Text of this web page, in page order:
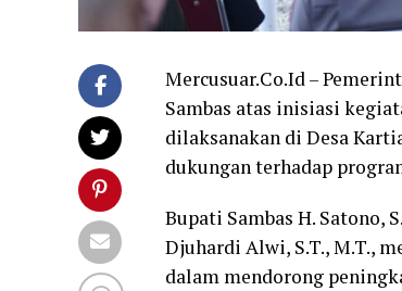
Mercusuar.Co.Id –
Sambas atas inisiasi
dilaksanakan di Desa
dukungan terhadap
Bupati Sambas H. Satono,
Djuhardi Alwi, S.T., M.T.,
dalam mendorong